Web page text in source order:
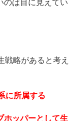
のは目に見えてい
戦略があると考え
に所属する
ホッパーとして生